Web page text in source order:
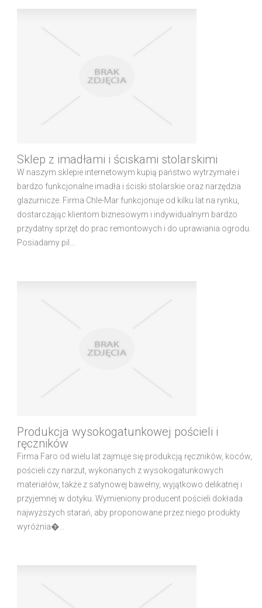
Sklep z imadłami i ściskami stolarskimi
W naszym sklepie internetowym kupią państwo wytrzymałe i
bardzo funkcjonalne imadła i ściski stolarskie oraz narzędzia
glazurnicze. Firma Chle-Mar funkcjonuje od kilku lat na rynku,
dostarczając klientom biznesowym i indywidualnym bardzo
przydatny sprzęt do prac remontowych i do uprawiania ogrodu.
Posiadamy pil...
Produkcja wysokogatunkowej pościeli i
ręczników
Firma Faro od wielu lat zajmuje się produkcją ręczników, koców,
pościeli czy narzut, wykonanych z wysokogatunkowych
materiałów, także z satynowej bawełny, wyjątkowo delikatnej i
przyjemnej w dotyku. Wymieniony producent pościeli dokłada
najwyższych starań, aby proponowane przez niego produkty
wyróżnia�...